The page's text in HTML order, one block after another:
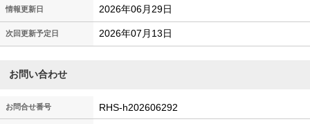
情報更新日 2026年06月29日
次回更新予定日 2026年07月13日
お問い合わせ
お問合せ番号 RHS-h202606292